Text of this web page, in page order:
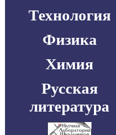
Технология
Физика
Химия
Русская
литература